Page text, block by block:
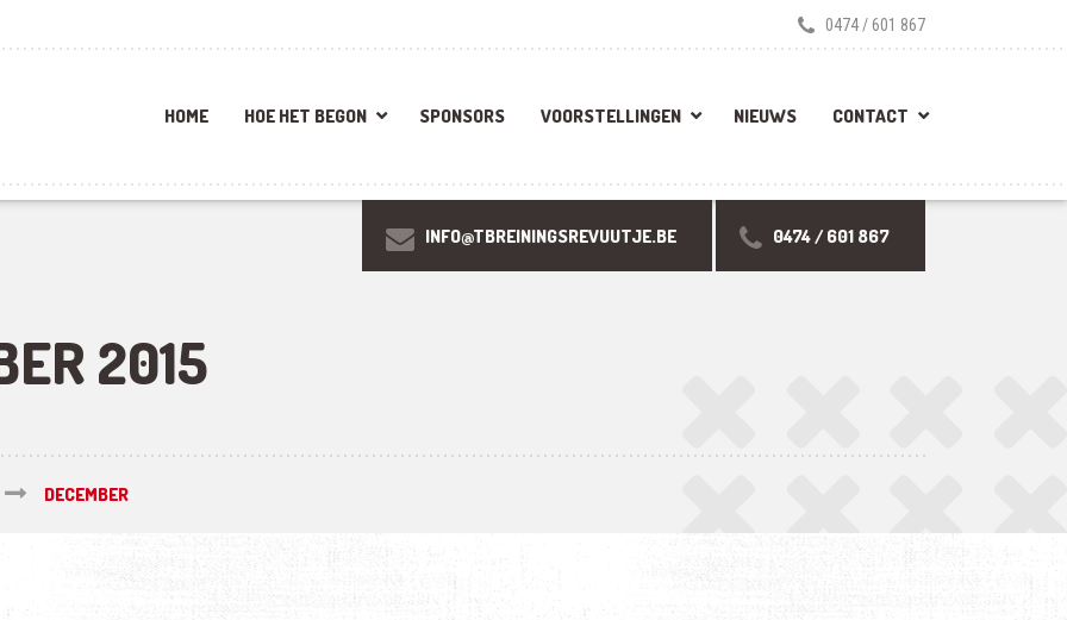
0474 / 601 867
HOME HOE HET BEGON SPONSORS VOORSTELLINGEN NIEUWS CONTACT
INFO@TBREININGSREVUUTJE.BE 0474 / 601 867
2015
DECEMBER